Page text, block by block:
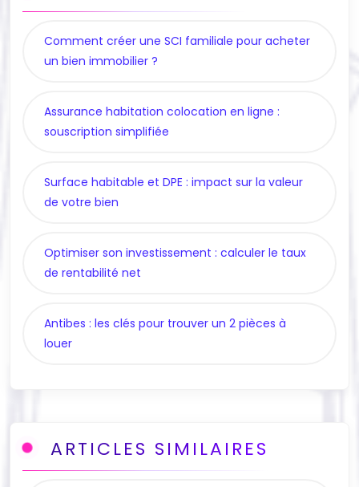
Comment créer une SCI familiale pour acheter
un bien immobilier ?
Assurance habitation colocation en ligne :
souscription simplifiée
Surface habitable et DPE : impact sur la valeur
de votre bien
Optimiser son investissement : calculer le taux
de rentabilité net
Antibes : les clés pour trouver un 2 pièces à
louer
ARTICLES SIMILAIRES